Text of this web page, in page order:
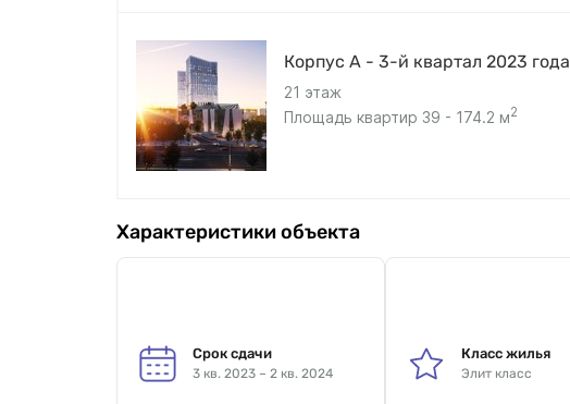
Корпус А - 3-й квартал 2023 года
21 этаж
Площадь квартир 39 - 174.2 м2
Характеристики объекта
Срок сдачи
3 кв. 2023 – 2 кв. 2024
Класс жилья
Элит класс